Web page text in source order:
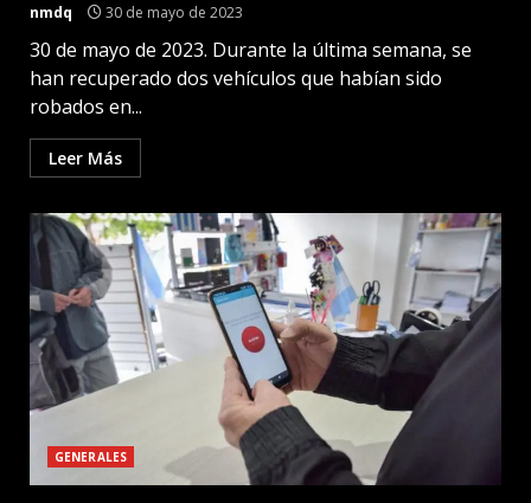
nmdq 30 de mayo de 2023
30 de mayo de 2023. Durante la última semana, se
han recuperado dos vehículos que habían sido
robados en...
Leer Más
GENERALES